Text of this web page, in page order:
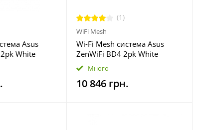
Asus
White
(1)
WiFi Mesh
Wi-Fi Mesh система Asus
ZenWiFi BD4 2pk White
(90IG0960-MO3C20)
Много
10 846 грн.